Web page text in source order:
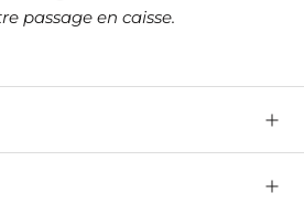
passage en caisse.